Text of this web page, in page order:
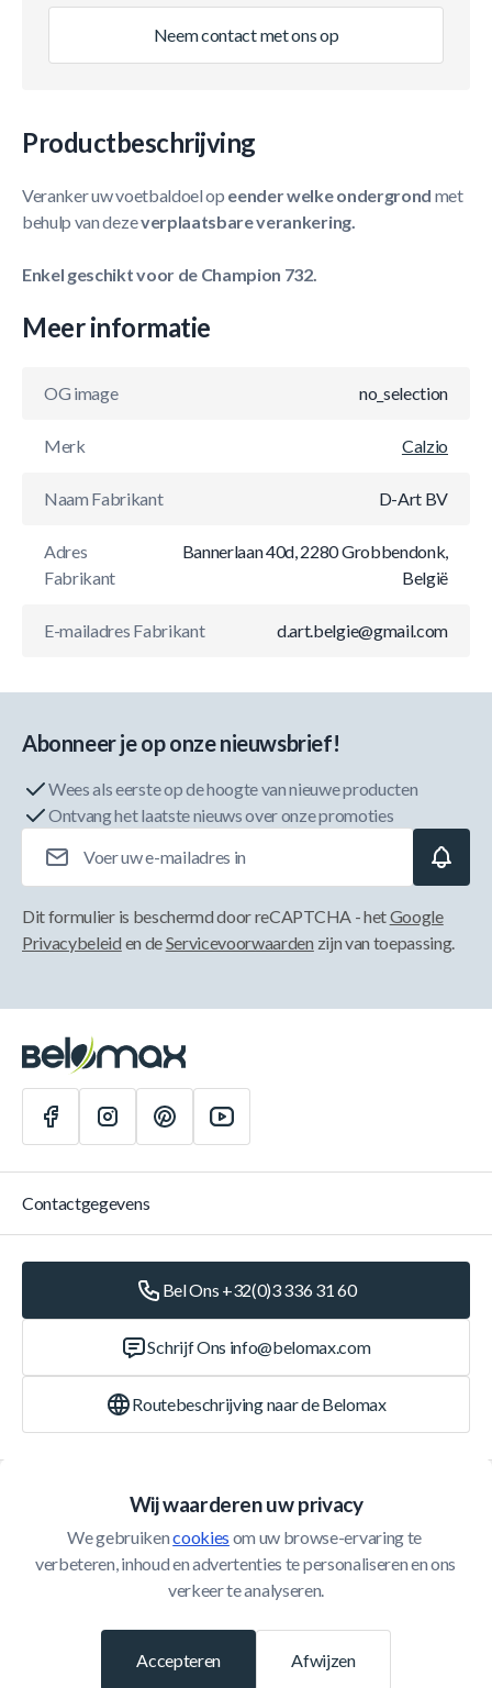
Neem contact met ons op
Productbeschrijving
Veranker uw voetbaldoel op eender welke ondergrond met
behulp van dezeverplaatsbare verankering.
Enkel geschikt voor de Champion 732.
Meer informatie
OG image no_selection
Merk Calzio
Naam Fabrikant D-Art BV
Adres
Fabrikant
Bannerlaan 40d, 2280 Grobbendonk,
België
E-mailadres Fabrikant d.art.belgie@gmail.com
Wij waarderen uw privacy
We gebruiken cookies om uw browse-ervaring te
verbeteren, inhoud en advertenties te personaliseren en ons
verkeer te analyseren.
Afwijzen
Accepteren
Abonneer je op onze nieuwsbrief!
Wees als eerste op de hoogte van nieuwe producten
Ontvang het laatste nieuws over onze promoties
Dit formulier is beschermd door reCAPTCHA - hetGoogle
Privacybeleid en deServicevoorwaarden zijn van toepassing.
Klantenservice
Contactgegevens
Bel Ons +32(0)3 336 31 60
Schrijf Ons info@belomax.com
Routebeschrijving naar de Belomax